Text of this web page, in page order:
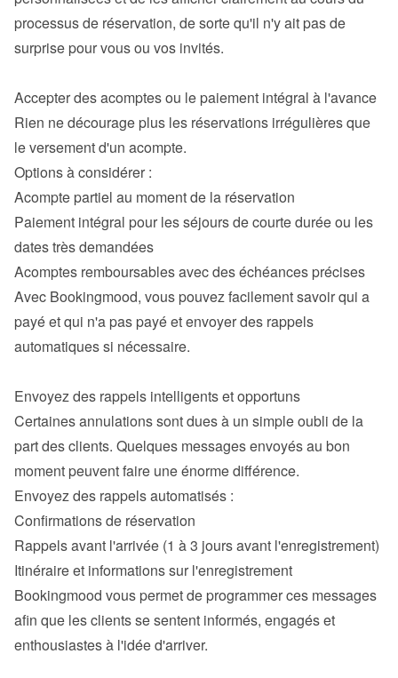
processus de réservation, de sorte qu'il n'y ait pas de
surprise pour vous ou vos invités.
Rien ne décourage plus les réservations irrégulières que
le versement d'un acompte.
Acompte partiel au moment de la réservation
Paiement intégral pour les séjours de courte durée ou les
dates très demandées
Acomptes remboursables avec des échéances précises
Avec Bookingmood, vous pouvez facilement savoir qui a
payé et qui n'a pas payé et envoyer des rappels
automatiques si nécessaire.
Certaines annulations sont dues à un simple oubli de la
part des clients. Quelques messages envoyés au bon
moment peuvent faire une énorme différence.
Confirmations de réservation
Rappels avant l'arrivée (1 à 3 jours avant l'enregistrement)
Itinéraire et informations sur l'enregistrement
Bookingmood vous permet de programmer ces messages
afin que les clients se sentent informés, engagés et
enthousiastes à l'idée d'arriver.